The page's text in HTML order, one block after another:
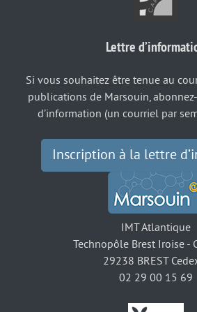
Lettre
Si vous souhaitez être tenue au
publications de Marsouin,
d’information (un courriel par
Inscription à la lettre
IMT Atlantique
Technopôle Brest Iroise -
29238 BREST
02 29 00 15 69